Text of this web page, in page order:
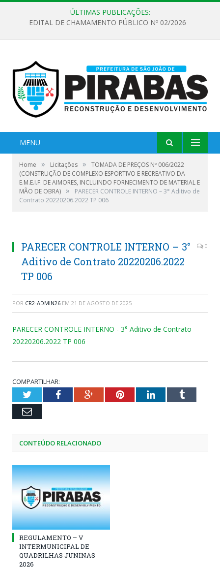
ÚLTIMAS PUBLICAÇÕES:
EDITAL DE CHAMAMENTO PÚBLICO Nº 02/2026
MENU
Home » Licitações »
TOMADA DE PREÇOS Nº 006/2022
(CONSTRUÇÃO DE COMPLEXO ESPORTIVO E RECREATIVO DA
E.M.E.I.F. DE AIMORES, INCLUINDO FORNECIMENTO DE MATERIAL E
MÃO DE OBRA) »
PARECER CONTROLE INTERNO – 3° Aditivo de
Contrato 20220206.2022 TP 006
PARECER CONTROLE INTERNO – 3°
Aditivo de Contrato 20220206.2022
TP 006
0
POR CR2-ADMIN26 EM 21 DE AGOSTO DE 2025
PARECER CONTROLE INTERNO - 3° Aditivo de Contrato
20220206.2022 TP 006
COMPARTILHAR:
TwitterFacebookGoogle+PinterestLinkedInTumblr
Email
CONTEÚDO RELACIONADO
REGULAMENTO – V
INTERMUNICIPAL DE
QUADRILHAS JUNINAS
2026